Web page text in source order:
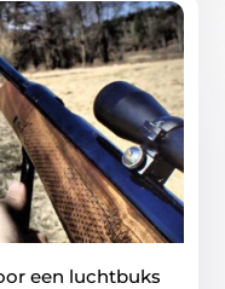
een luchtbuks